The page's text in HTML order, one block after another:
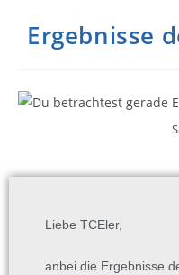
Ergebnisse
Liebe TCEler,
anbei die Ergebnisse